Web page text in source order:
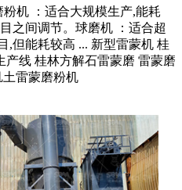
机 ：适合大规模生产,能耗
之间调节。球磨机 ：适合超
,但能耗较高 ... 新型雷蒙机 桂
产线 桂林方解石雷蒙磨 雷蒙磨
土雷蒙磨粉机